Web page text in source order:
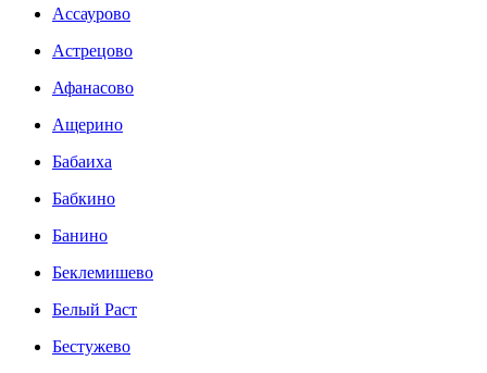
Ассаурово
Астрецово
Афанасово
Ащерино
Бабаиха
Бабкино
Банино
Беклемишево
Белый Раст
Бестужево